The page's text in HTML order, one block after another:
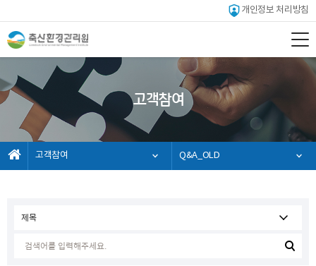
개인정보 처리방침
고객참여
고객참여 Q&A_OLD